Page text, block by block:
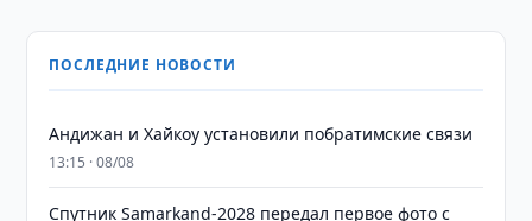
ПОСЛЕДНИЕ НОВОСТИ
Андижан и Хайкоу установили побратимские связи
13:15 · 08/08
Спутник Samarkand-2028 передал первое фото с